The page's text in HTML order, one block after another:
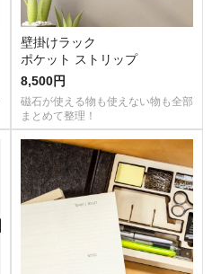
壁掛けラック
ポケット ストリップ
8,500円
磁石が使える物も使えない物も全部
まとめて整理！